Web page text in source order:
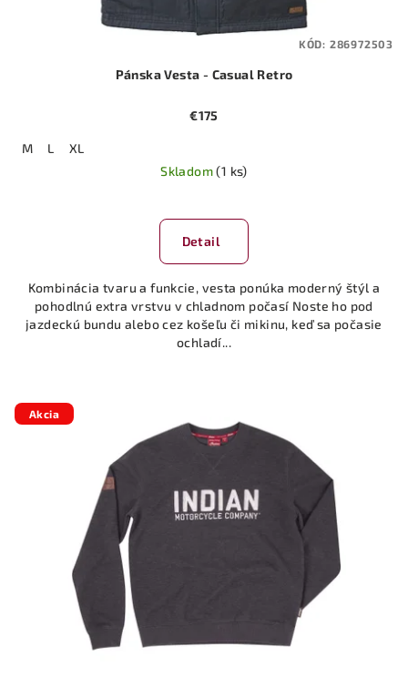
Pánska Vesta - Casual Retro
€175
M L
XL
Skladom(1 ks)
Detail
Kombinácia tvaru a funkcie, vesta ponúka moderný štýl a
pohodlnú extra vrstvu v chladnom počasí Noste ho pod
jazdeckú bundu alebo cez košeľu či mikinu, keď sa počasie
ochladí...
KÓD: 286972503
Akcia